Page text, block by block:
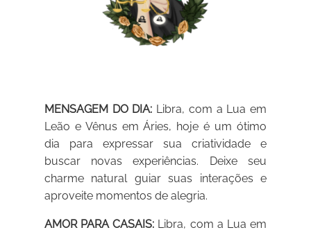
MENSAGEM DO DIA: Libra, com a Lua em
Leão e Vênus em Áries, hoje é um ótimo
dia para expressar sua criatividade e
buscar novas experiências. Deixe seu
charme natural guiar suas interações e
aproveite momentos de alegria.
AMOR PARA CASAIS: Libra, com a Lua em